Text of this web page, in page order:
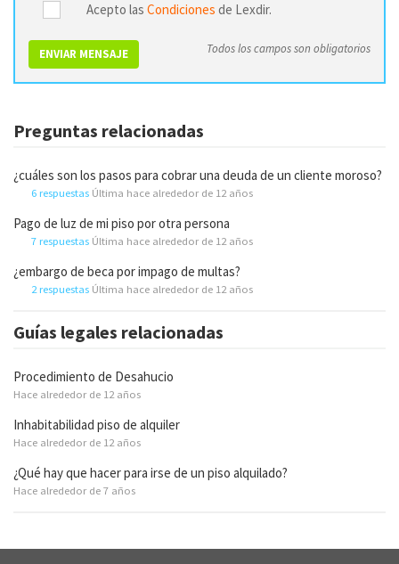
Acepto las Condiciones de Lexdir.
ENVIAR MENSAJE Todos los campos son obligatorios
Preguntas relacionadas
¿cuáles son los pasos para cobrar una deuda de un cliente moroso?
6 respuestas Última hace alrededor de 12 años
Pago de luz de mi piso por otra persona
7 respuestas Última hace alrededor de 12 años
¿embargo de beca por impago de multas?
2 respuestas Última hace alrededor de 12 años
Guías legales relacionadas
Procedimiento de Desahucio
Hace alrededor de 12 años
Inhabitabilidad piso de alquiler
Hace alrededor de 12 años
¿Qué hay que hacer para irse de un piso alquilado?
Hace alrededor de 7 años